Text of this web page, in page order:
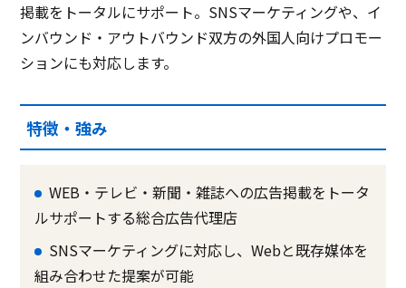
掲載をトータルにサポート。SNSマーケティングや、イ
ンバウンド・アウトバウンド双方の外国人向けプロモー
ションにも対応します。
特徴・強み
WEB・テレビ・新聞・雑誌への広告掲載をトータ
ルサポートする総合広告代理店
SNSマーケティングに対応し、Webと既存媒体を
組み合わせた提案が可能